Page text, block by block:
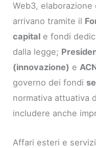
Web3,
arrivano tramite il
capital e fondi
dalla legge;
(innovazione) e
governo dei fondi
normativa attuativa
includere anche
Affari esteri e